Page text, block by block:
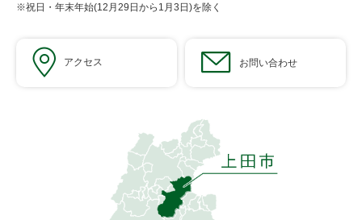
※祝日・年末年始(12月29日から1月3日)を除く
アクセス お問い合わせ